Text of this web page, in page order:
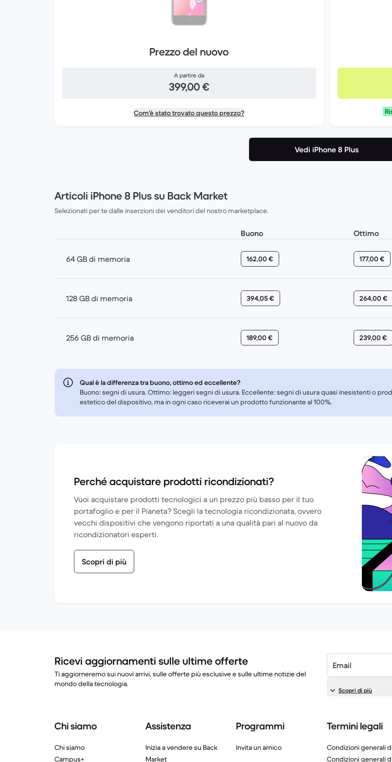
Prezzo del nuovo
A partire da
399,00 €
Com'è stato trovato questo prezzo?
Vedi iPhone 8 Plus
Articoli iPhone 8 Plus su Back Market
Selezionati per te dalle inserzioni dei venditori del nostro marketplace.
Buono Ottimo
64 GB di memoria 162,00 € 177,00 €
128 GB di memoria 394,05 € 264,00 €
256 GB di memoria 189,00 € 239,00 €
Qual è la differenza tra buono, ottimo ed eccellente?
Buono: segni di usura. Ottimo: leggeri segni di usura. Eccellente: segni di usura quasi inesistenti o
estetico del dispositivo, ma in ogni caso riceverai un prodotto funzionante al 100%.
Perché acquistare prodotti ricondizionati?
Vuoi acquistare prodotti tecnologici a un prezzo più basso per il tuo
portafoglio e per il Pianeta? Scegli la tecnologia ricondizionata, ovvero
vecchi dispositivi che vengono riportati a una qualità pari al nuovo da
ricondizionatori esperti.
Scopri di più
Ricevi aggiornamenti sulle ultime offerte
Ti aggiorneremo sui nuovi arrivi, sulle offerte più esclusive e sulle ultime notizie del
mondo della tecnologia.
Email
Scopri di più
Chi siamo
Chi siamo
Campus+
Assistenza
Inizia a vendere su Back
Market
Programmi
Invita un amico
Termini legali
Condizioni generali
Condizioni generali